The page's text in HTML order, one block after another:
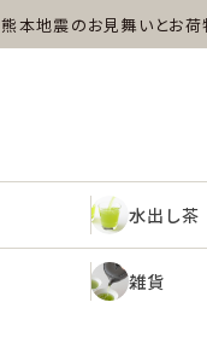
熊本地震のお見舞いとお
水出し茶
水出し茶
雑貨